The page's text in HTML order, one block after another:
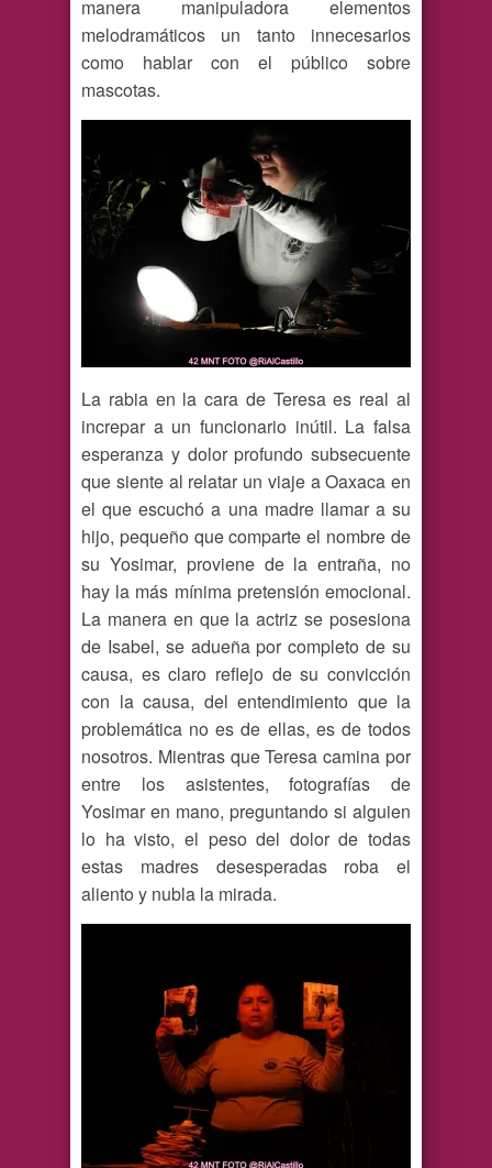
manera manipuladora elementos
melodramáticos un tanto innecesarios
como hablar con el público sobre
mascotas.
La rabia en la cara de Teresa es real al
increpar a un funcionario inútil. La falsa
esperanza y dolor profundo subsecuente
que siente al relatar un viaje a Oaxaca en
el que escuchó a una madre llamar a su
hijo, pequeño que comparte el nombre de
su Yosimar, proviene de la entraña, no
hay la más mínima pretensión emocional.
La manera en que la actriz se posesiona
de Isabel, se adueña por completo de su
causa, es claro reflejo de su convicción
con la causa, del entendimiento que la
problemática no es de ellas, es de todos
nosotros. Mientras que Teresa camina por
entre los asistentes, fotografías de
Yosimar en mano, preguntando si alguien
lo ha visto, el peso del dolor de todas
estas madres desesperadas roba el
aliento y nubla la mirada.